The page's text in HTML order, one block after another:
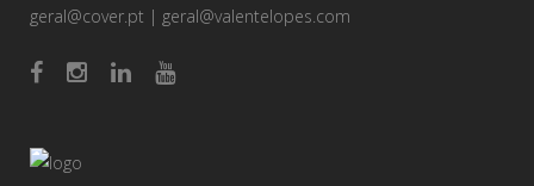
geral@cover.pt | geral@valentelopes.com